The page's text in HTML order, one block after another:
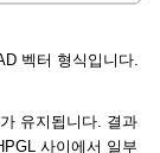
벡터 형식입니다.
유지됩니다. 결과
사이에서 일부